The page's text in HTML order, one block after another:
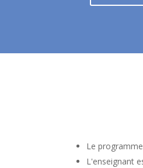
Le programme
L'enseignant